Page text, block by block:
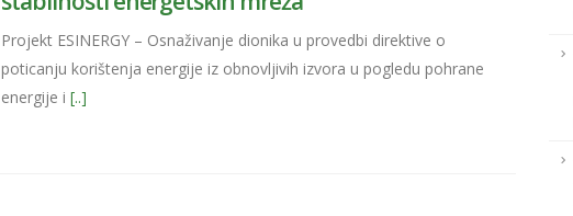
Projekt ESINERGY – Osnaživanje dionika u provedbi direktive o
poticanju korištenja energije iz obnovljivih izvora u pogledu pohrane
energije i[..]